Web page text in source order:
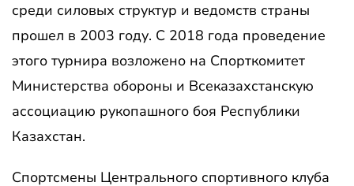
среди силовых структур и ведомств страны
прошел в 2003 году. С 2018 года проведение
этого турнира возложено на Спорткомитет
Министерства обороны и Всеказахстанскую
ассоциацию рукопашного боя Республики
Казахстан.
Спортсмены Центрального спортивного клуба